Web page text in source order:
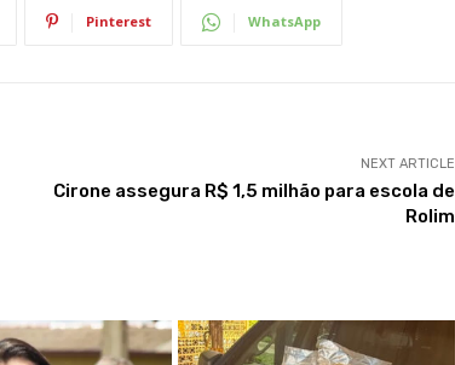
Pinterest WhatsApp
NEXT ARTICLE
Cirone assegura R$ 1,5 milhão para escola de
Rolim